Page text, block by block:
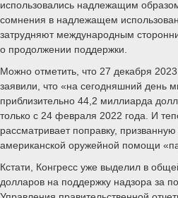
использовались надлежащим
сомнения в надлежащем
затрудняют международным
о продолжении поддержки.
Можно отметить, что 27 декабря
заявили, что «на сегодняшний день
приблизительно 44,2 миллиарда
только с 24 февраля 2022 года. И
рассматривает поправку,
американской оружейной помощи
Кстати, Конгресс уже выделил в
долларов на поддержку надзора за